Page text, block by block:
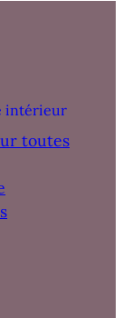
intérieur
toutes